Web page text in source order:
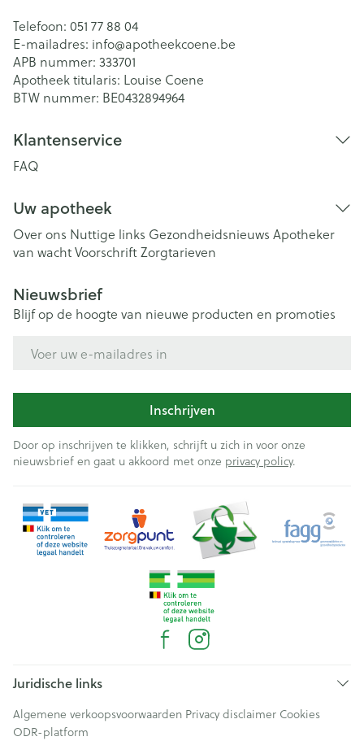
Telefoon: 051 77 88 04
E-mailadres: info@apotheekcoene.be
APB nummer: 333701
Apotheek titularis: Louise Coene
BTW nummer: BE0432894964
Klantenservice
FAQ
Uw apotheek
Over ons Nuttige links Gezondheidsnieuws Apotheker
van wachtVoorschriftZorgtarieven
Nieuwsbrief
Blijf op de hoogte van nieuwe producten en promoties
Inschrijven
Door op inschrijven te klikken, schrijft u zich in voor onze
nieuwsbrief en gaat u akkoord met onze privacy policy.
Juridische links
Algemene verkoopsvoorwaarden Privacy disclaimer Cookies
ODR-platform